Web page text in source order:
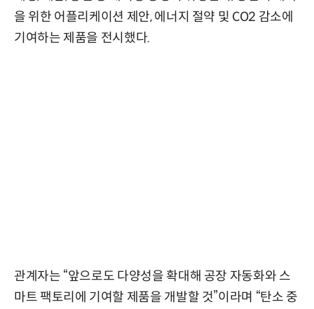
을 위한 어플리케이션 제안, 에너지 절약 및 CO2 감소에
기여하는 제품을 전시했다.
관계자는 “앞으로도 다양성을 확대해 공장 자동화와 스
마트 팩토리에 기여할 제품을 개발할 것”이라며 “탄소 중